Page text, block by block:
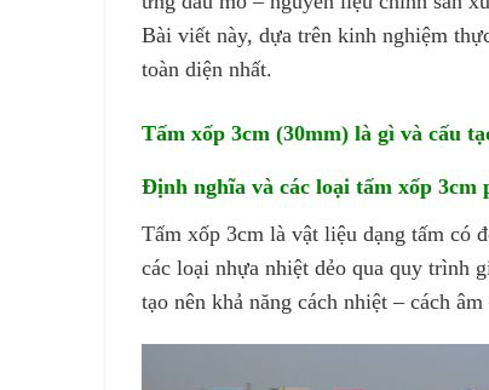
Bài viết này, dựa trên kinh nghiệm
toàn diện nhất.
Tấm xốp 3cm (30mm) là gì và cấu
Định nghĩa và các loại tấm xốp 3cm
Tấm xốp 3cm là vật liệu dạng tấm có
các loại nhựa nhiệt dẻo qua quy trình
tạo nên khả năng cách nhiệt – cách